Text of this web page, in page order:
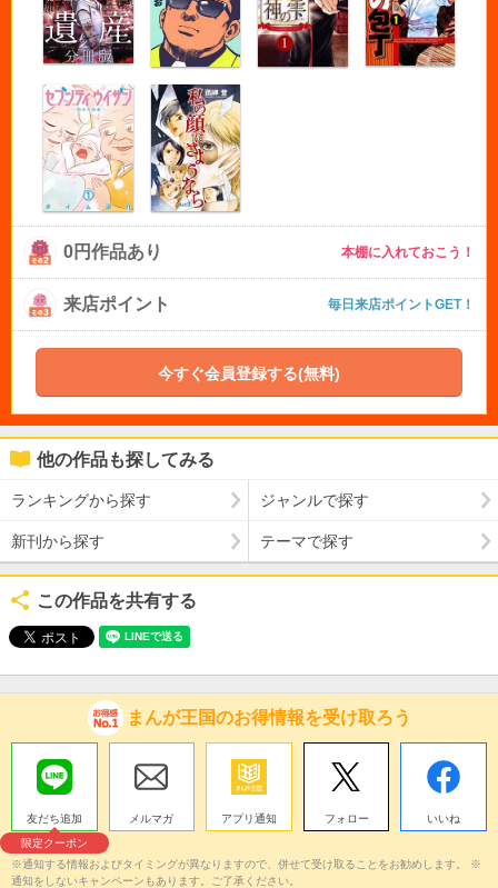
0円作品あり 本棚に入れておこう！
来店ポイント 毎日来店ポイントGET！
今すぐ会員登録する(無料)
他の作品も探してみる
ランキングから探す ジャンルで探す
新刊から探す テーマで探す
この作品を共有する
まんが王国のお得情報を受け取ろう
友だち追加
限定クーポン
メルマガ アプリ通知 フォロー いいね
※通知する情報およびタイミングが異なりますので、併せて受け取ることをお勧めします。 ※
通知をしないキャンペーンもあります。ご了承ください。